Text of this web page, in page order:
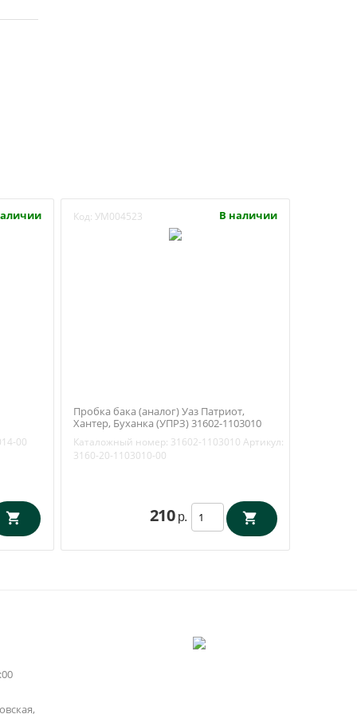
00
Код: УМ004523 В наличии
Пробка бака (аналог) Уаз Патриот,
Хантер, Буханка (УПРЗ) 31602-1103010
Каталожный номер: 31602-1103010 Артикул:
3160-20-1103010-00
210 р.